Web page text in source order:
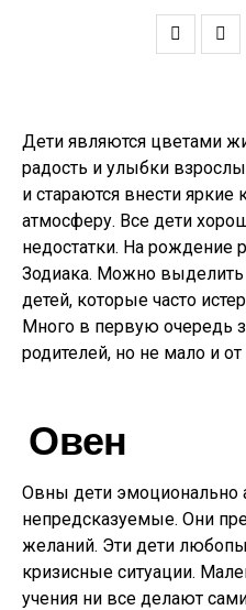
Дети являются цветами
радость и улыбки
и стараются внести
атмосферу. Все дети
недостатки. На рождение
Зодиака. Можно
детей, которые часто
Много в первую очередь
родителей, но не мало и от
Овен
Овны дети эмоционально
непредсказуемые. Они
желаний. Эти дети
кризисные ситуации.
учения ни все делают